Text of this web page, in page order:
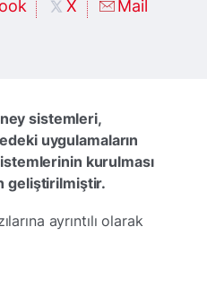
X Mail
sistemleri,
uygulamaların
kurulması
geliştirilmiştir.
ayrıntılı olarak